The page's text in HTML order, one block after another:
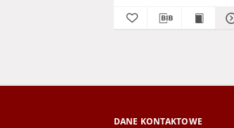
DANE KONTAKTOWE